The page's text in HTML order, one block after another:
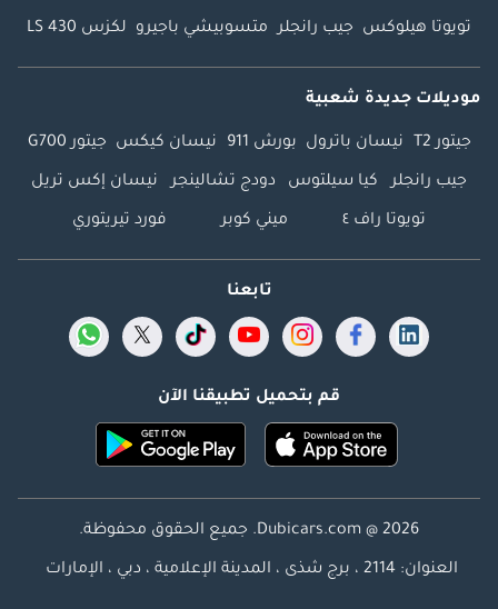
تويوتا هيلوكس جيب رانجلر متسوبيشي باجيرو لكزس LS 430
موديلات جديدة شعبية
جيتور T2 نيسان باترول بورش 911 نيسان كيكس جيتور G700
جيب رانجلر كيا سيلتوس دودج تشالينجر نيسان إكس تريل
تويوتا راف ٤ ميني كوبر فورد تيريتوري
تابعنا
قم بتحميل تطبيقنا الآن
Dubicars.com @ 2026. جميع الحقوق محفوظة.
العنوان: 2114 ، برج شذى ، المدينة الإعلامية ، دبي ، الإمارات